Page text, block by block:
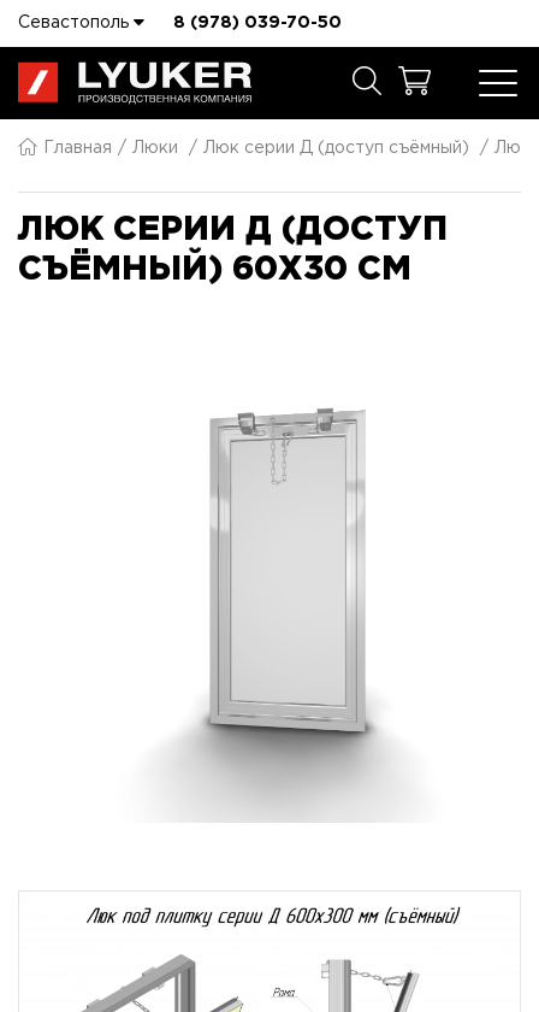
Севастополь 8 (978) 039-70-50
Главная Люки Люк серии Д (доступ съёмный) Люк
ЛЮК СЕРИИ Д (ДОСТУП
СЪЁМНЫЙ) 60X30 СМ